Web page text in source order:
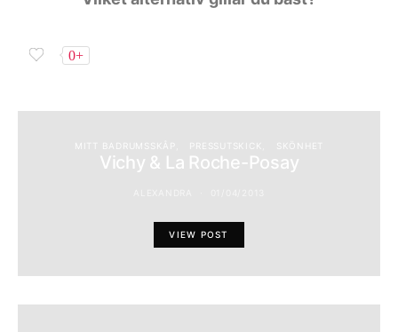
0+
MITT BADRUMSSKÅP PRESSUTSKICK SKÖNHET
Vichy & La Roche-Posay
VIEW POST